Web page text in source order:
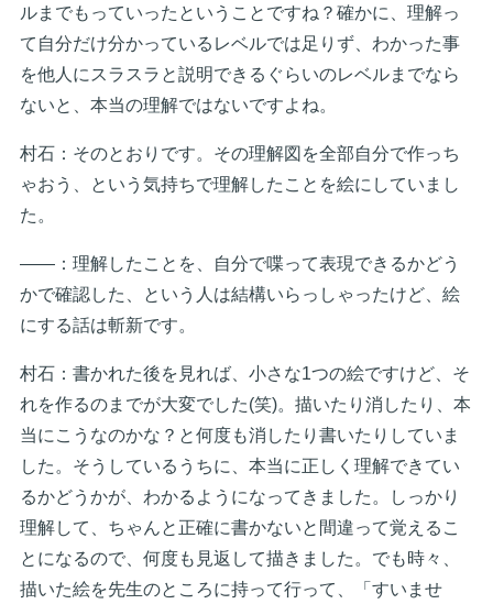
ルまでもっていったということですね？確かに、理解っ
て自分だけ分かっているレベルでは足りず、わかった事
を他人にスラスラと説明できるぐらいのレベルまでなら
ないと、本当の理解ではないですよね。
村石：そのとおりです。その理解図を全部自分で作っち
ゃおう、という気持ちで理解したことを絵にしていまし
た。
――：理解したことを、自分で喋って表現できるかどう
かで確認した、という人は結構いらっしゃったけど、絵
にする話は斬新です。
村石：書かれた後を見れば、小さな1つの絵ですけど、そ
れを作るのまでが大変でした(笑)。描いたり消したり、本
当にこうなのかな？と何度も消したり書いたりしていま
した。そうしているうちに、本当に正しく理解できてい
るかどうかが、わかるようになってきました。しっかり
理解して、ちゃんと正確に書かないと間違って覚えるこ
とになるので、何度も見返して描きました。でも時々、
描いた絵を先生のところに持って行って、「すいませ